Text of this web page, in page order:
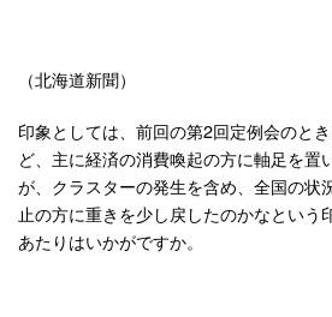
（北海道新聞）
印象としては、前回の第2回定例会のと
ど、主に経済の消費喚起の方に軸足を置
が、クラスターの発生を含め、全国の状
止の方に重きを少し戻したのかなという
あたりはいかがですか。